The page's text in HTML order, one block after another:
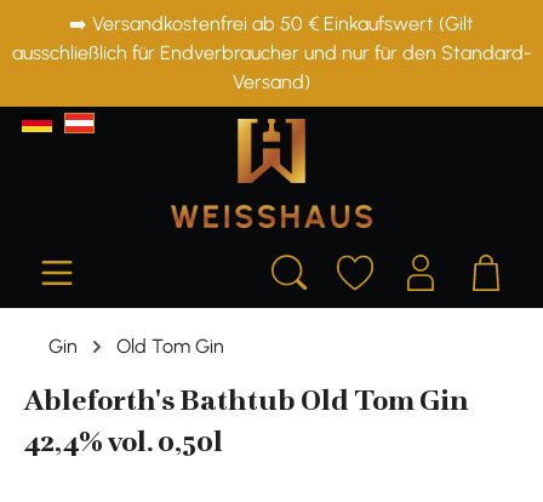
springen
➡️ Versandkostenfrei ab 50 € Einkaufswert (Gilt
ausschließlich für Endverbraucher und nur für den Standard-
Versand)
Gin Old Tom Gin
Ableforth's Bathtub Old Tom Gin
42,4% vol. 0,50l